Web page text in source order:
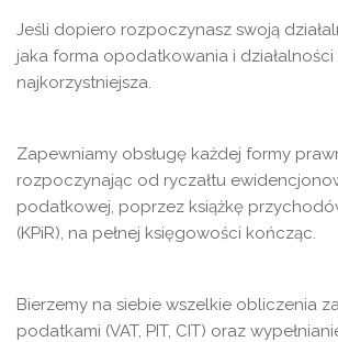
Jeśli dopiero rozpoczynasz swoją
jaka forma opodatkowania i
najkorzystniejsza.
Zapewniamy obsługę każdej formy
rozpoczynając od ryczałtu
podatkowej, poprzez książkę
(KPiR), na pełnej księgowości kończąc.
Bierzemy na siebie wszelkie obliczenia
podatkami (VAT, PIT, CIT) oraz